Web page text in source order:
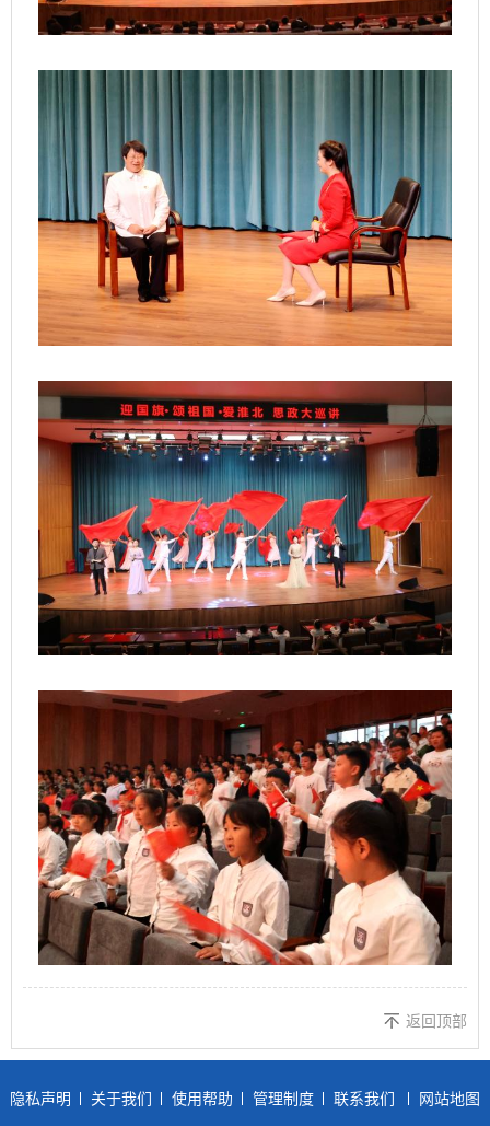
返回顶部
隐私声明 关于我们 使用帮助 管理制度 联系我们 网站地图